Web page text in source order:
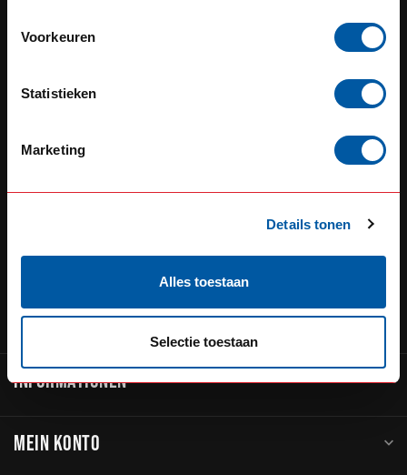
Voorkeuren
Statistieken
Marketing
Details tonen
Alles toestaan
Selectie toestaan
SERVICE
Defensiedok 12
+31 (0) 348 20 0002
KATEGORIEN
INFORMATIONEN
MEIN KONTO